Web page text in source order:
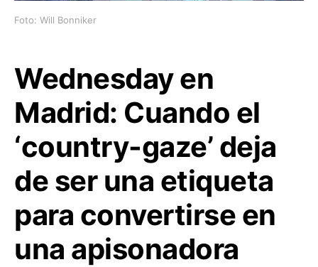
Foto: Will Bonniker
Wednesday en
Madrid: Cuando el
‘country-gaze’ deja
de ser una etiqueta
para convertirse en
una apisonadora